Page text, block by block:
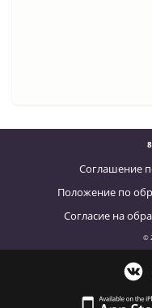
Соглашение
Положение по
Согласие на
©